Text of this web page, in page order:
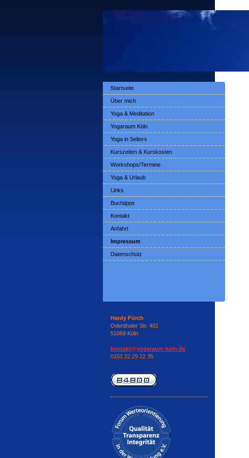
Startseite
Über mich
Yoga & Meditation
Yogaraum Köln
Yoga in Selters
Kurszeiten & Kurskosten
Workshops/Termine
Yoga & Urlaub
Links
Buchtipps
Kontakt
Anfahrt
Impressum
Datenschutz
Hardy Fürch
Odenthaler Str. 401
51069 Köln
kontakt@yogaraum-köln.de
0151 22 29 22 35